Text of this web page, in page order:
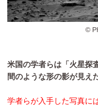
©
米国の学者らは「火星探
間のような形の影が見え
学者らが入手した写真に